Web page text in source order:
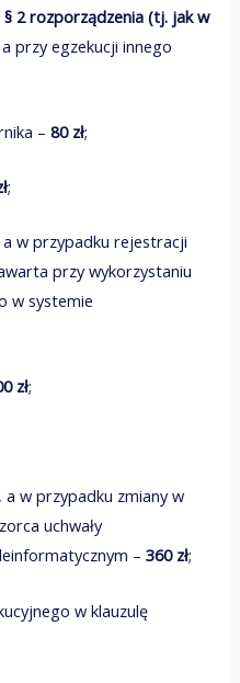
2 rozporządzenia (tj. jak w
przy egzekucji innego
–80 zł;
;
a w przypadku rejestracji
przy wykorzystaniu
w systemie
zł;
a w przypadku zmiany w
uchwały
–360 zł;
w klauzulę